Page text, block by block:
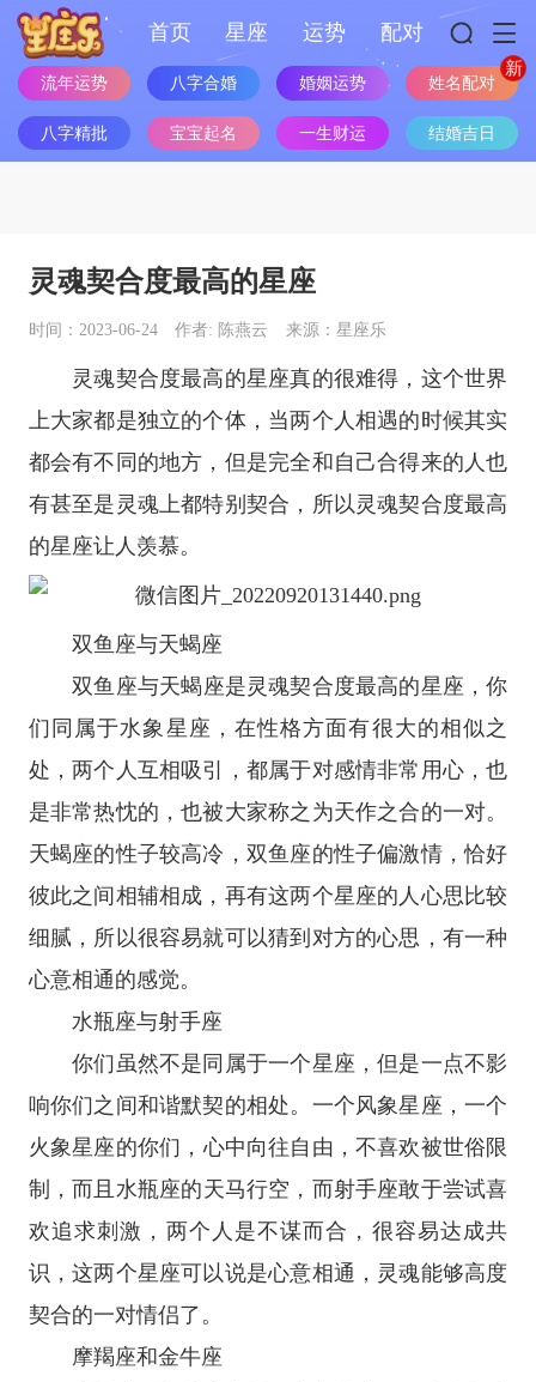
首页 星座 运势 配对
流年运势 八字合婚 婚姻运势 姓名配对
八字精批 宝宝起名 一生财运 结婚吉日
灵魂契合度最高的星座
时间：2023-06-24 作者: 陈燕云 来源：星座乐
灵魂契合度最高的星座真的很难得，这个世界
上大家都是独立的个体，当两个人相遇的时候其实
都会有不同的地方，但是完全和自己合得来的人也
有甚至是灵魂上都特别契合，所以灵魂契合度最高
的星座让人羡慕。
双鱼座与天蝎座
双鱼座与天蝎座是灵魂契合度最高的星座，你
们同属于水象星座 ，在性格方面有很大的相似之
处，两个人互相吸引，都属于对感情非常用心，也
是非常热忱的，也被大家称之为天作之合的一对。
天蝎座的性子较高冷，双鱼座的性子偏激情，恰好
彼此之间相辅相成，再有这两个星座的人心思比较
细腻，所以很容易就可以猜到对方的心思，有一种
心意相通的感觉。
水瓶座与射手座
你们虽然不是同属于一个星座，但是一点不影
响你们之间和谐默契的相处。一个风象星座 ，一个
火象星座的你们，心中向往自由，不喜欢被世俗限
制，而且 水瓶座的天马行空，而射手座敢于尝试喜
欢追求刺激，两个人是不谋而合，很容易达成共
识，这两个星座可以说是心意相通，灵魂能够高度
契合的一对情侣了。
摩羯座和金牛座